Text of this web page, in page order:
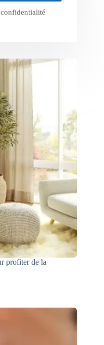
profiter de la